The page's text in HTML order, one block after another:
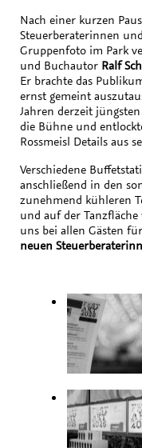
Nach einer kurzen
Steuerberaterinnen
Gruppenfoto im Park
und Buchautor Ralf
Er brachte das
ernst gemeint
Jahren derzeit
die Bühne und
Rossmeisl Details aus
Verschiedene
anschließend in den
zunehmend kühleren
und auf der
uns bei allen Gästen
neuen